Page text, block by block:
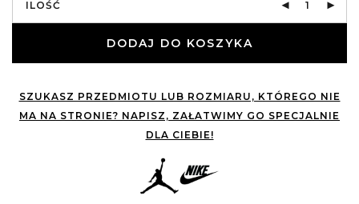
ILOŚĆ
DODAJ DO KOSZYKA
SZUKASZ PRZEDMIOTU LUB ROZMIARU, KTÓREGO NIE
MA NA STRONIE? NAPISZ, ZAŁATWIMY GO SPECJALNIE
DLA CIEBIE!